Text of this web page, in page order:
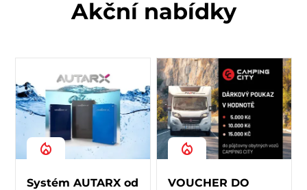
Akční nabídky
Systém AUTARX od
VOUCHER DO